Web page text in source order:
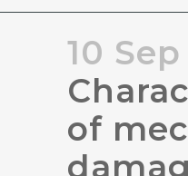
10 Sep
of